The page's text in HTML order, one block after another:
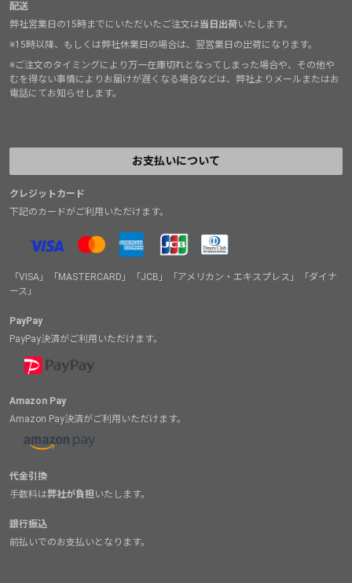
配送
弊社営業日の15時までにいただいたご注文は当日出荷いたします。
※15時以降、もしくは弊社休業日の場合は、翌営業日の出荷になります。
※ご注文のタイミングにより万一在庫切れとなってしまった場合や、その他や
むを得ない事情によりお届けが遅くなる場合などは、弊社よりメールまたはお
電話にてお知らせします。
お支払いについて
クレジットカード
下記のカードがご利用いただけます。
「VISA」「MASTERCARD」「JCB」「アメリカン・エキスプレス」「ダイナ
ース」
PayPay
PayPay決済がご利用いただけます。
Amazon Pay
Amazon Pay決済がご利用いただけます。
代金引換
手数料は弊社が負担いたします。
銀行振込
前払いでのお支払いとなります。